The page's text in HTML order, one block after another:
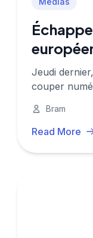
Jeudi
couper
Bram
Read More